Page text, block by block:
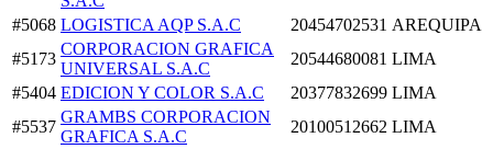
#5068 LOGISTICA AQP S.A.C 20454702531 AREQUIPA
#5173
CORPORACION GRAFICA
UNIVERSAL S.A.C
20544680081 LIMA
#5404 EDICION Y COLOR S.A.C 20377832699 LIMA
#5537
GRAMBS CORPORACION
GRAFICA S.A.C
20100512662 LIMA